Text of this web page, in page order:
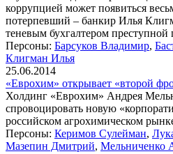
коррупцией может появиться
потерпевший – банкир Илья
теневым бухгалтером преступной
Персоны: Барсуков Владимир,
Клигман Илья
25.06.2014
«Еврохим» открывает «второй
Холдинг «Еврохим» Андрея
спровоцировать новую
российском агрохимическом
Персоны: Керимов Сулейман,
Мазепин Дмитрий, Мельниченко